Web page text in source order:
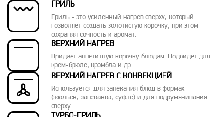
ГРИЛЬ
Гриль - это усиленный нагрев сверху, который
позволяет создать золотистую корочку, при этом
сохраняя сочность и аромат.
ВЕРХНИЙ НАГРЕВ
Придает аппетитную корочку блюдам. Подойдет для
крем-брюле, крэмбла и др.
ВЕРХНИЙ НАГРЕВ С КОНВЕКЦИЕЙ
Используется для запекания блюд в формах
(жюльен, запеканка, суфле) и для подрумянивания
сверху.